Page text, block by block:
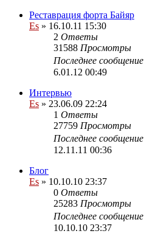
Реставрация форта Байяр
Es » 16.10.11 15:30
2 Ответы
31588 Просмотры
Последнее сообщение
6.01.12 00:49
Интервью
Es » 23.06.09 22:24
1 Ответы
27759 Просмотры
Последнее сообщение
12.11.11 00:36
Блог
Es » 10.10.10 23:37
0 Ответы
25283 Просмотры
Последнее сообщение
10.10.10 23:37